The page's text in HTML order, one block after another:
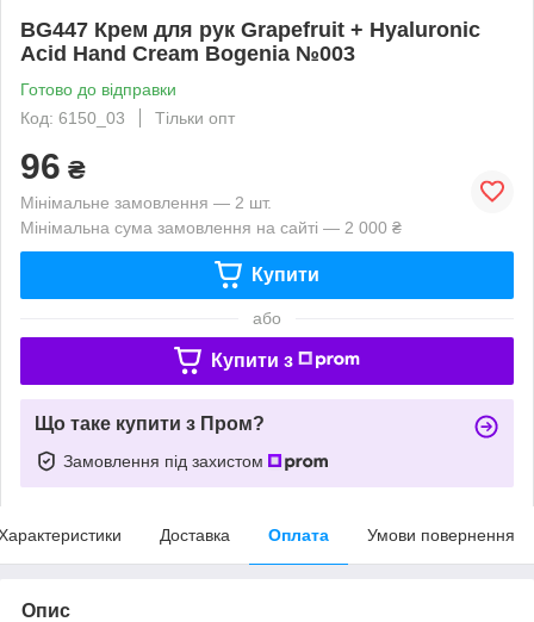
BG447 Крем для рук Grapefruit + Hyaluronic
Acid Hand Cream Bogenia №003
Готово до відправки
Код: 6150_03
Тільки опт
96 ₴
Мінімальне замовлення — 2 шт.
Мінімальна сума замовлення на сайті — 2 000 ₴
Купити
або
Купити з
Що таке купити з Пром?
Замовлення під захистом
Доставка Оплата Умови повернення
Опис